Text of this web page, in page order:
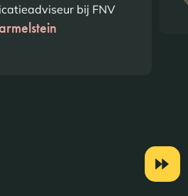
bij FNV